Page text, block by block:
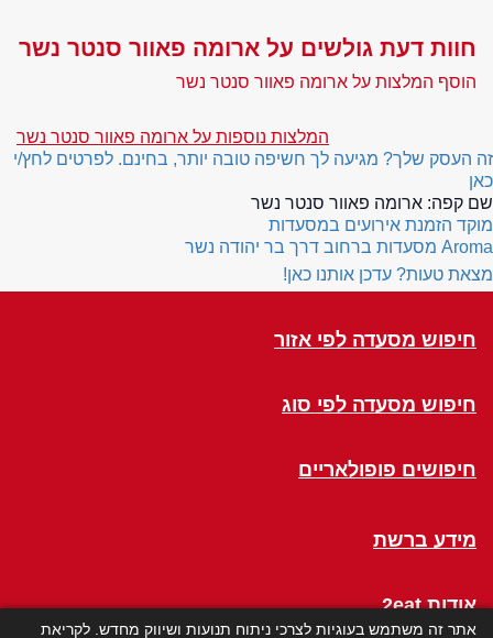
חוות דעת גולשים על ארומה פאוור סנטר נשר
הוסף המלצות על ארומה פאוור סנטר נשר
המלצות נוספות על ארומה פאוור סנטר נשר
זה העסק שלך? מגיעה לך חשיפה טובה יותר, בחינם. לפרטים לחץ/י
כאן
שם קפה: ארומה פאוור סנטר נשר
מוקד הזמנת אירועים במסעדות
Aroma מסעדות ברחוב דרך בר יהודה נשר
מצאת טעות? עדכן אותנו כאן!
חיפוש מסעדה לפי אזור
חיפוש מסעדה לפי סוג
חיפושים פופולאריים
מידע ברשת
אודות 2eat
אתר זה משתמש בעוגיות לצרכי ניתוח תנועות ושיווק מחדש. לקריאת